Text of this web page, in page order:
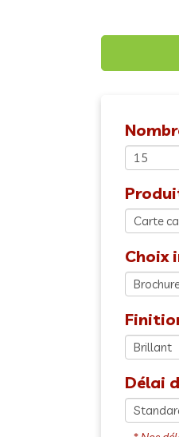
Choix
Délai